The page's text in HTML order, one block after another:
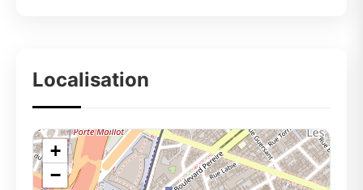
Localisation
+
−